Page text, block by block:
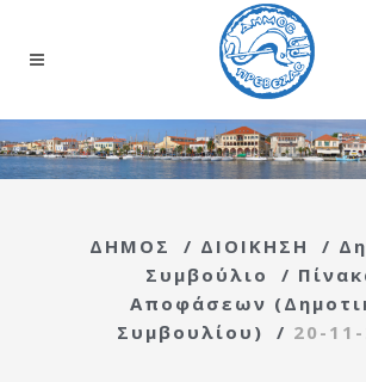
ΔΗΜΟΣ / ΔΙΟΙΚΗΣΗ /
Συμβούλιο
/
Αποφάσεων
Συμβουλίου)
/ 20-